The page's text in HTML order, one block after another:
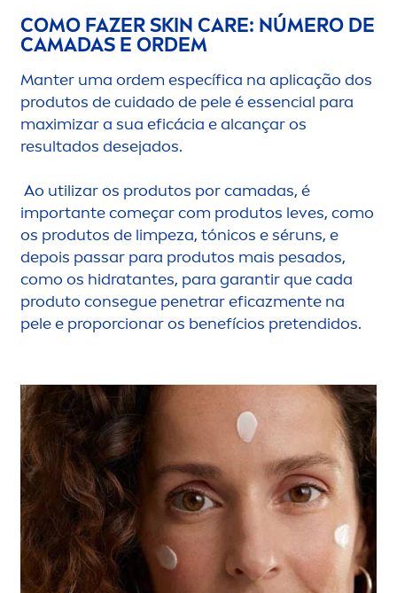
COMO FAZERSKIN CARE: NÚMERO DE
CAMADAS E ORDEM
Manter uma ordem específica na aplicação dos
produtos de cuidado de pele é essencial para
maximizar a sua eficácia e alcançar os
resultados desejados.
Ao utilizar os produtos por camadas, é
importante começar com produtos leves, como
os produtos de limpeza, tónicos e séruns, e
depois passar para produtos mais pesados,
como os hidratantes, para garantir que cada
produto consegue penetrar eficazmente na
pele e proporcionar os benefícios pretendidos.